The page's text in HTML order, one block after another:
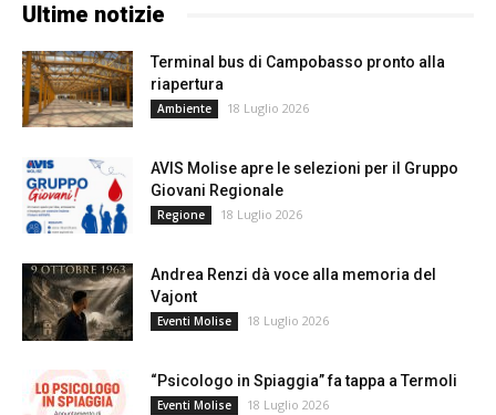
Ultime notizie
Terminal bus di Campobasso pronto alla
riapertura
Ambiente 18 Luglio 2026
AVIS Molise apre le selezioni per il Gruppo
Giovani Regionale
Regione 18 Luglio 2026
Andrea Renzi dà voce alla memoria del
Vajont
Eventi Molise 18 Luglio 2026
“Psicologo in Spiaggia” fa tappa a Termoli
Eventi Molise 18 Luglio 2026